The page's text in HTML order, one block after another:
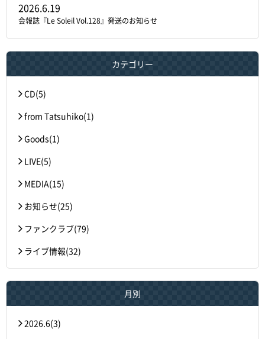
2026.6.19
会報誌『Le Soleil Vol.128』発送のお知らせ
カテゴリー
CD(5)
from Tatsuhiko(1)
Goods(1)
LIVE(5)
MEDIA(15)
お知らせ(25)
ファンクラブ(79)
ライブ情報(32)
月別
2026.6(3)